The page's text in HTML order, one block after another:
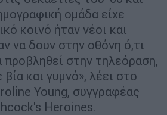
ομάδα είχε
κοινό ήταν νέοι και
να δουν στην οθόνη ό,τι
στην τηλεόραση,
και γυμνό», λέει στο
Young, συγγραφέας
Heroines.